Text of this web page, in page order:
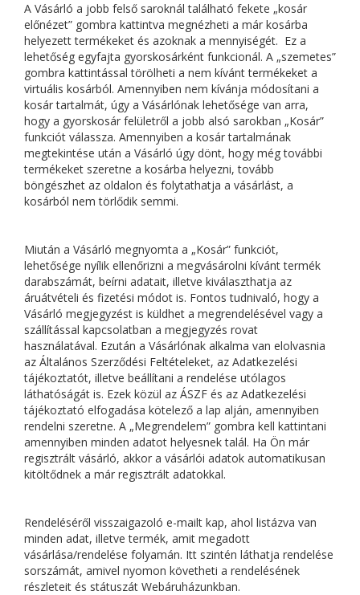
A Vásárló a jobb felső saroknál található fekete „kosár
előnézet” gombra kattintva megnézheti a már kosárba
helyezett termékeket és azoknak a mennyiségét. Ez a
lehetőség egyfajta gyorskosárként funkcionál. A „szemetes”
gombra kattintással törölheti a nem kívánt termékeket a
virtuális kosárból. Amennyiben nem kívánja módosítani a
kosár tartalmát, úgy a Vásárlónak lehetősége van arra,
hogy a gyorskosár felületről a jobb alsó sarokban „Kosár”
funkciót válassza. Amennyiben a kosár tartalmának
megtekintése után a Vásárló úgy dönt, hogy még további
termékeket szeretne a kosárba helyezni, tovább
böngészhet az oldalon és folytathatja a vásárlást, a
kosárból nem törlődik semmi.
Miután a Vásárló megnyomta a „Kosár” funkciót,
lehetősége nyílik ellenőrizni a megvásárolni kívánt termék
darabszámát, beírni adatait, illetve kiválaszthatja az
áruátvételi és fizetési módot is. Fontos tudnivaló, hogy a
Vásárló megjegyzést is küldhet a megrendelésével vagy a
szállítással kapcsolatban a megjegyzés rovat
használatával. Ezután a Vásárlónak alkalma van elolvasnia
az Általános Szerződési Feltételeket, az Adatkezelési
tájékoztatót, illetve beállítani a rendelése utólagos
láthatóságát is. Ezek közül az ÁSZF és az Adatkezelési
tájékoztató elfogadása kötelező a lap alján, amennyiben
rendelni szeretne. A „Megrendelem” gombra kell kattintani
amennyiben minden adatot helyesnek talál. Ha Ön már
regisztrált vásárló, akkor a vásárlói adatok automatikusan
kitöltődnek a már regisztrált adatokkal.
Rendeléséről visszaigazoló e-mailt kap, ahol listázva van
minden adat, illetve termék, amit megadott
vásárlása/rendelése folyamán. Itt szintén láthatja rendelése
sorszámát, amivel nyomon követheti a rendelésének
részleteit és státuszát Webáruházunkban.